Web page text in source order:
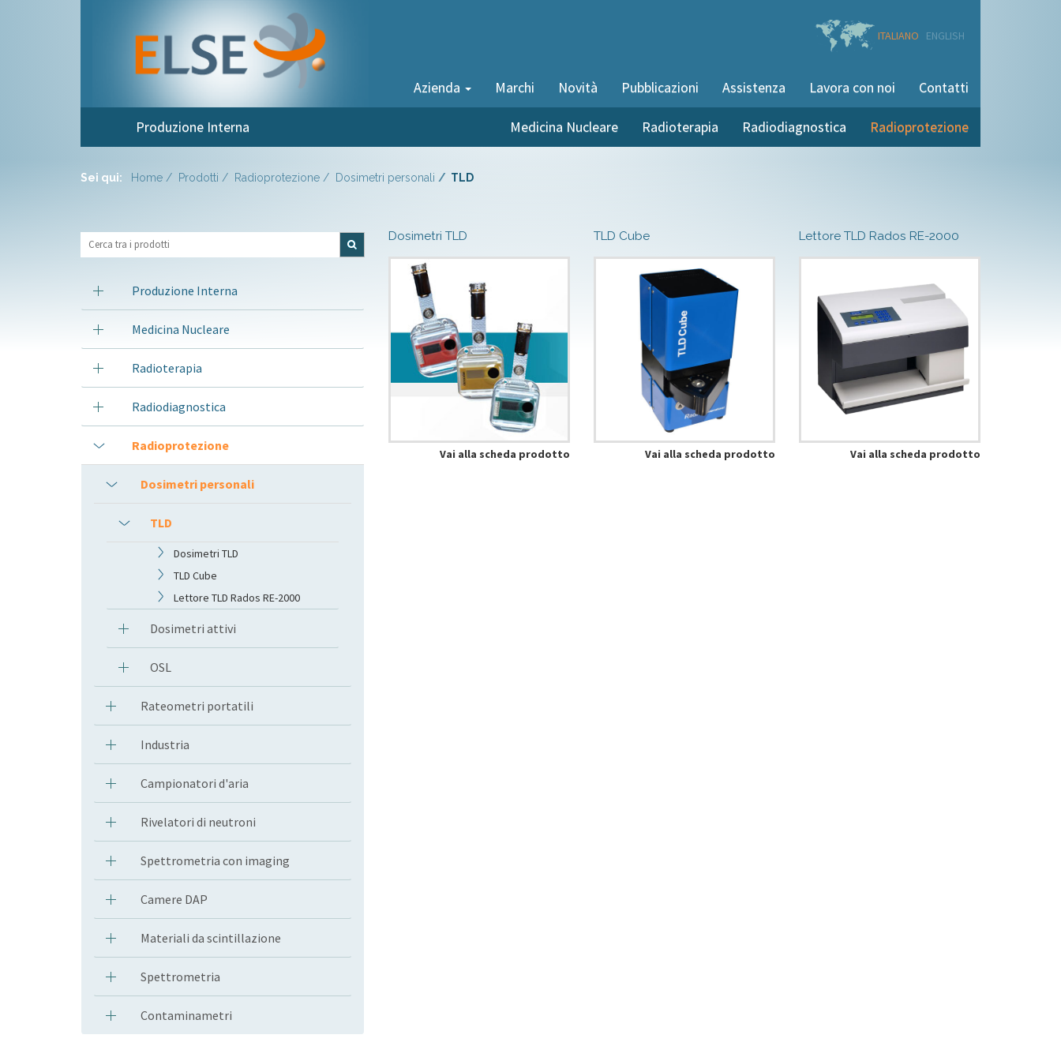
ITALIANO ENGLISH
Azienda Marchi Novità Pubblicazioni Assistenza Lavora con noi Contatti
Produzione Interna Radioprotezione
Radiodiagnostica
Radioterapia
Medicina Nucleare
Sei qui: Home Prodotti Radioprotezione Dosimetri personali TLD
Produzione Interna
Medicina Nucleare
Radioterapia
Radiodiagnostica
Radioprotezione
Dosimetri personali
TLD
Dosimetri TLD
TLD Cube
Lettore TLD Rados RE-2000
Dosimetri attivi
OSL
Rateometri portatili
Industria
Campionatori d'aria
Rivelatori di neutroni
Spettrometria con imaging
Camere DAP
Materiali da scintillazione
Spettrometria
Contaminametri
Dosimetri TLD
Vai alla scheda prodotto
TLD Cube
Vai alla scheda prodotto
Lettore TLD Rados RE-2000
Vai alla scheda prodotto